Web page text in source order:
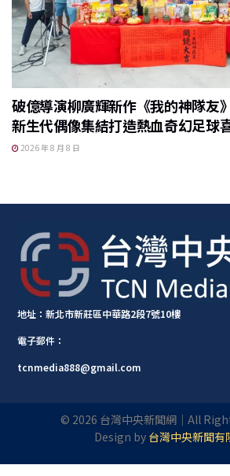
破億導演柳廣輝新作《我的神隊友
新生代偶像集結打造熱血奇幻足球
2026 年 8 月 8 日
地址：新北市新莊區中華路2段7號10樓
電子郵件：
tcnmedia888@gmail.com
© 2026 台灣中央新聞網｜All
Design by 台灣中央新聞有